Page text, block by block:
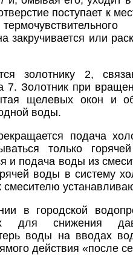
поступает к
закручивается или
золотнику 2,
7. Золотник при
щелевых окон и
воды.
подача
только
и подача воды из
воды в систему
смесителю
в городской
для снижения
воды на вводах
действия «после